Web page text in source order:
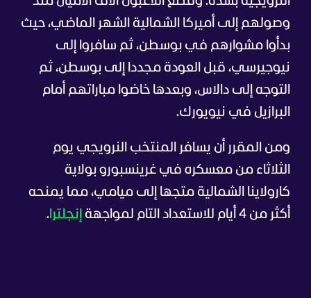
وصولهم إلى أميركا الشمالية الشهر الماضي، حيث
بدأوا مشوارهم في بوسطن، ثم سافروا إلى
نيوجيرسي، قبل العودة مجددا إلى بوسطن، ثم
التوجه إلى دالاس، وبعدها خاضوا مباراتهم أمام
البرازيل في نيويورك.
ومن المقرر أن يسافر المنتخب النرويجي يوم
الثلاثاء من معسكره في غرينسبورو بولاية
كارولاينا الشمالية متجها إلى ميامي، مما يمنحه
أكثر من 4 أيام للاستعداد التام لمواجهة
إنجلترا .